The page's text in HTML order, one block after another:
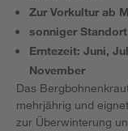
Zur Vorkultur ab
sonniger Standort
Erntezeit: Juni,
November
Das
mehrjährig und
zur Überwinterung